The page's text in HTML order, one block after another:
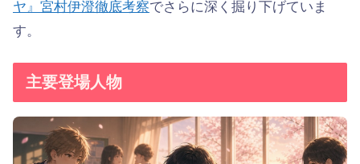
ヤ』宮村伊澄徹底考察でさらに深く掘り下げていま
す。
主要登場人物